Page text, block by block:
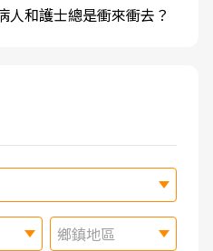
人和護士總是衝來衝去？
鄉鎮地區